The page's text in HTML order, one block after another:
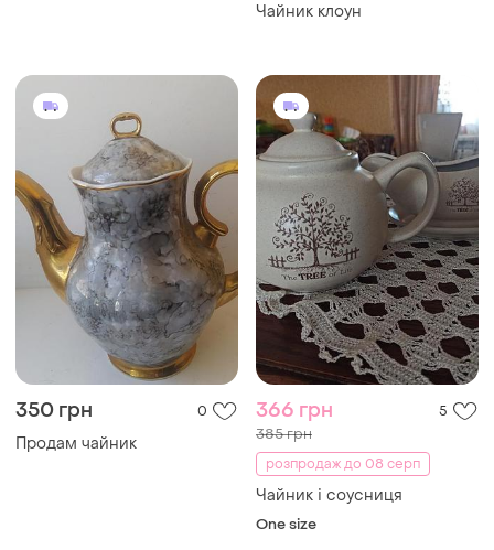
Чайник клоун
350 грн 0
Продам чайник
366 грн 5
385 грн
розпродаж до 08 серп
Чайник і соусниця
One size